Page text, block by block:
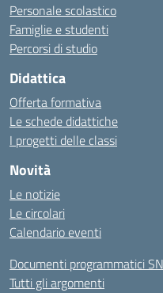
Personale scolastico
Famiglie e studenti
Percorsi di studio
Didattica
Offerta formativa
Le schede didattiche
I progetti delle classi
Novità
Le notizie
Le circolari
Calendario eventi
Documenti programmatici
Tutti gli argomenti